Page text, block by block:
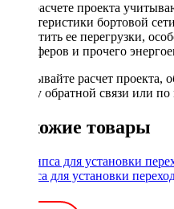
При расчете проекта
характеристики бортовой
допустить ее перегрузки,
сабвуферов и прочего
Заказывайте расчет
форму обратной связи или
Похожие товары
Клипса для установки